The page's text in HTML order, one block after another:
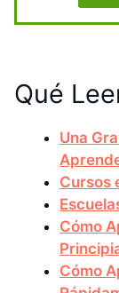
Qué
Una
Cursos
Cómo
Cómo